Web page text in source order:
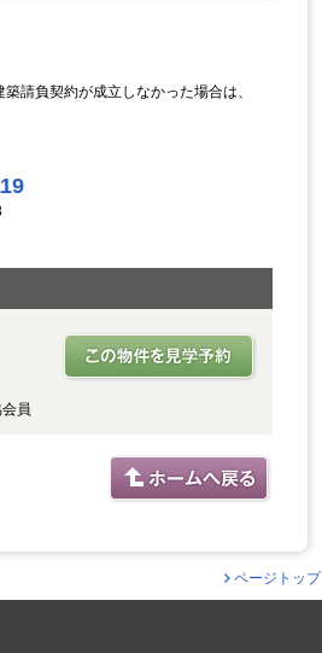
請負契約が成立しなかった場合は、
員
ページトップ